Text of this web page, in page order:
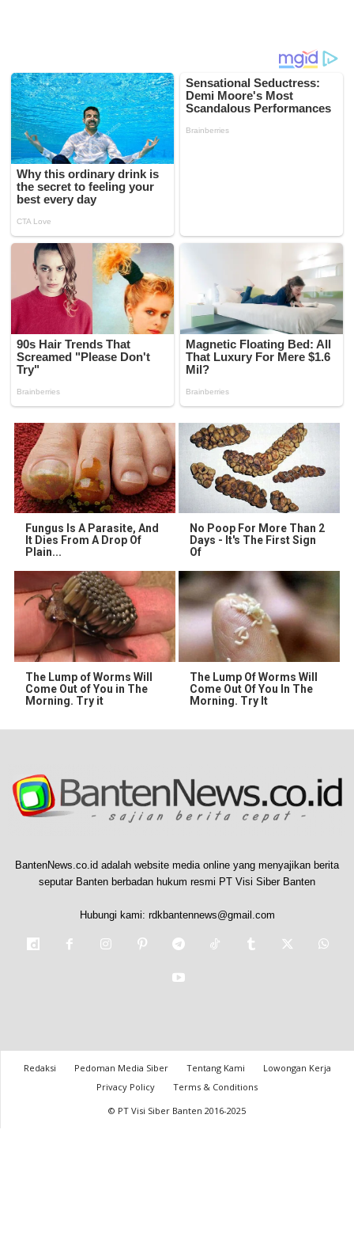
Fungus Is A Parasite, And
It Dies From A Drop Of
Plain...
No Poop For More Than 2
Days - It's The First Sign
Of
The Lump of Worms Will
Come Out of You in The
Morning. Try it
The Lump Of Worms Will
Come Out Of You In The
Morning. Try It
BantenNews.co.id adalah website media online yang menyajikan berita
seputar Banten berbadan hukum resmi PT Visi Siber Banten
Hubungi kami: rdkbantennews@gmail.com
Redaksi Pedoman Media Siber Tentang Kami
Lowongan Kerja
Privacy Policy
Terms & Conditions
© PT Visi Siber Banten 2016-2025